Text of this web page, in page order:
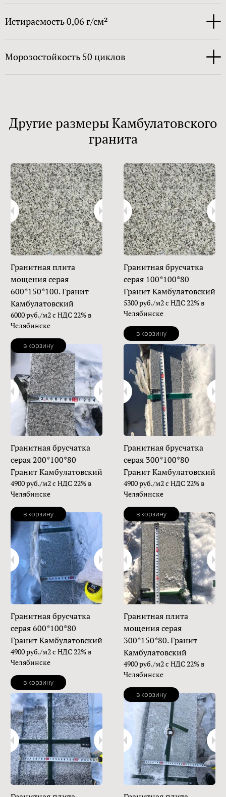
Истираемость 0,06 г/см²
Морозостойкость 50 циклов
Другие размеры Камбулатовского
гранита
Гранитная плита
мощения серая
600*150*100. Гранит
Камбулатовский
6000 руб./м2 с НДС 22% в
Челябинске
в корзину
Гранитная брусчатка
серая 100*100*80
Гранит Камбулатовский
5300 руб./м2 с НДС 22% в
Челябинске
в корзину
Гранитная брусчатка
серая 200*100*80
Гранит Камбулатовский
4900 руб./м2 с НДС 22% в
Челябинске
в корзину
Гранитная брусчатка
серая 300*100*80
Гранит Камбулатовский
4900 руб./м2 с НДС 22% в
Челябинске
в корзину
Гранитная брусчатка
серая 600*100*80
Гранит Камбулатовский
4900 руб./м2 с НДС 22% в
Челябинске
в корзину
Гранитная плита
мощения серая
300*150*80. Гранит
Камбулатовский
4900 руб./м2 с НДС 22% в
Челябинске
в корзину